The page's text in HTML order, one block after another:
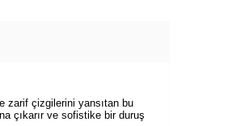
zarif çizgilerini yansıtan bu
çıkarır ve sofistike bir duruş